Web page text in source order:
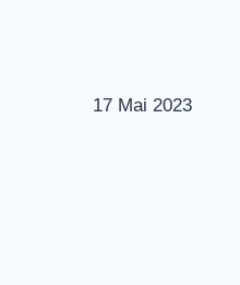
17 Mai 2023